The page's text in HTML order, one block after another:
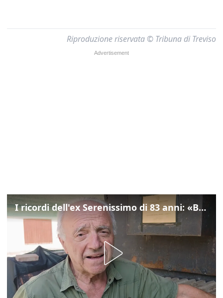
Riproduzione riservata © Tribuna di Treviso
I ricordi dell'ex Serenissimo di 83 anni: «Bossi geloso di noi, in carcere mi cantavano l’inno di San Marco»